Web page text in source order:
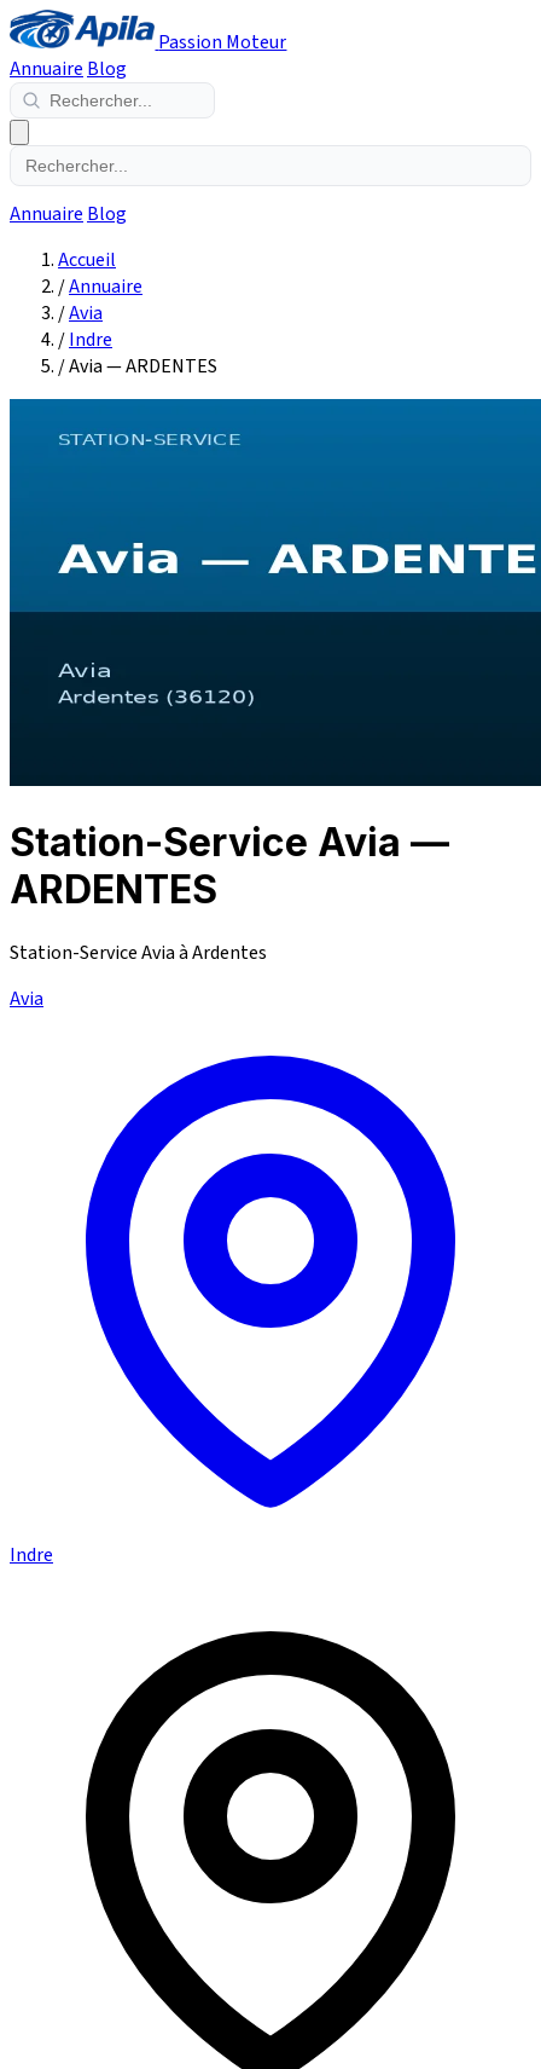
Passion Moteur
Annuaire Blog
Annuaire Blog
Accueil
/Annuaire
/Avia
/Indre
/Avia — ARDENTES
Station-Service Avia —
ARDENTES
Station-Service Avia à Ardentes
Avia
Indre